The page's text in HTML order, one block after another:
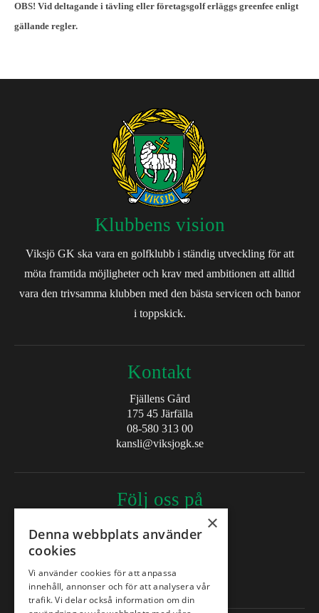
OBS! Vid deltagande i tävling eller företagsgolf erläggs greenfee enligt
gällande regler.
Klubbens vision
Viksjö GK ska vara en golfklubb i ständig utveckling för att
möta framtida möjligheter och krav med ambitionen att alltid
vara den trivsamma klubben med den bästa servicen och banor
i toppskick.
Kontakt
Fjällens Gård
175 45 Järfälla
08-580 313 00
kansli@viksjogk.se
Följ oss på
Facebook
Instagram
×
Denna webbplats använder
cookies
Vi använder cookies för att anpassa
innehåll, annonser och för att analysera vår
trafik. Vi delar också information om din